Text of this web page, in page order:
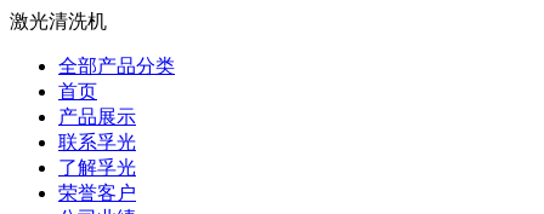
激光清洗机
全部产品分类
首页
产品展示
联系孚光
了解孚光
荣誉客户